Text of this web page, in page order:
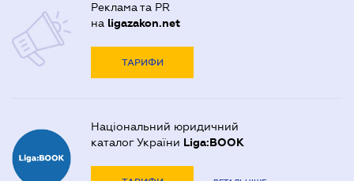
Реклама та PR
на ligazakon.net
ТАРИФИ
Національний юридичний
каталог України Liga:BOOK